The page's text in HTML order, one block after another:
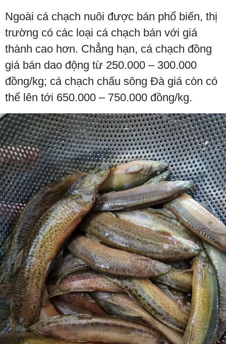
Ngoài cá chạch nuôi được bán phổ biến, thị
trường có các loại cá chạch bán với giá
thành cao hơn. Chẳng hạn, cá chạch đồng
giá bán dao động từ 250.000 – 300.000
đồng/kg; cá chạch chấu sông Đà giá còn có
thể lên tới 650.000 – 750.000 đồng/kg.